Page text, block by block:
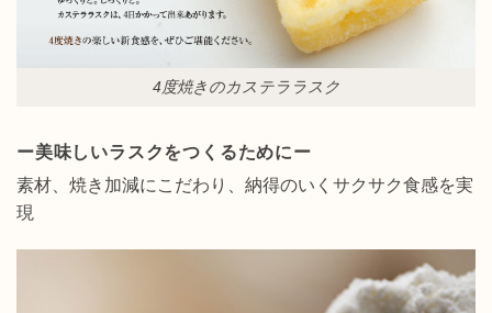
4度焼きのカステララスク
ー美味しいラスクをつくるためにー
素材、焼き加減にこだわり、納得のいくサクサク食感を実
現